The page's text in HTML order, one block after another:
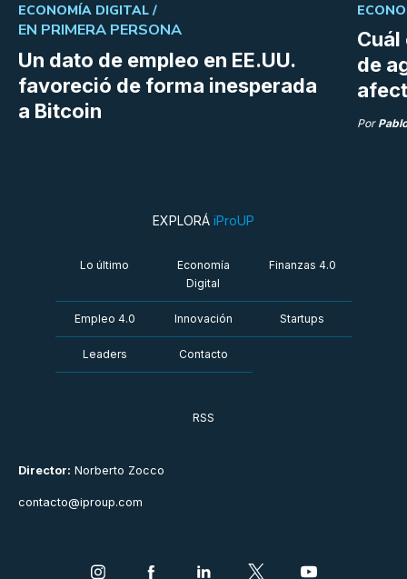
Un dato de empleo en EE.UU.
favoreció de forma inesperada
a Bitcoin
ECONOMÍA DIGITAL /
EN PRIMERA PERSONA
de
Por
Director: Norberto Zocco
contacto@iproup.com
EXPLORÁ iProUP
Lo último
Economía
Digital
Finanzas 4.0
Empleo 4.0 Innovación Startups
Leaders Contacto
RSS